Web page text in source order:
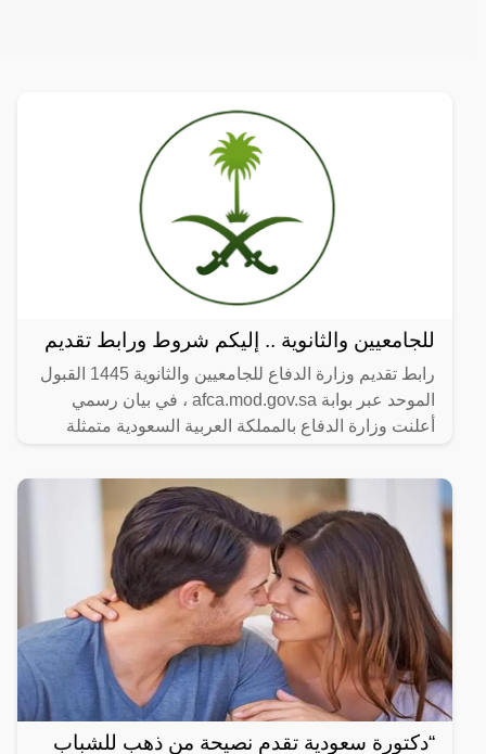
للجامعيين والثانوية .. إليكم شروط ورابط تقديم
رابط تقديم وزارة الدفاع للجامعيين والثانوية 1445 القبول
الموحد عبر بوابة afca.mod.gov.sa ، في بيان رسمي
أعلنت وزارة الدفاع بالمملكة العربية السعودية متمثلة
“دكتورة سعودية تقدم نصيحة من ذهب للشباب